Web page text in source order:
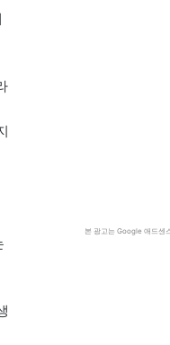
본 광고는 Google 애드센